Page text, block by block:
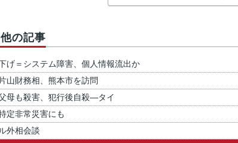
の記事
げ＝システム障害、個人情報流出か
山財務相、熊本市を訪問
母も殺害、犯行後自殺―タイ
定非常災害にも
外相会談